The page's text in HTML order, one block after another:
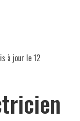
à jour le12